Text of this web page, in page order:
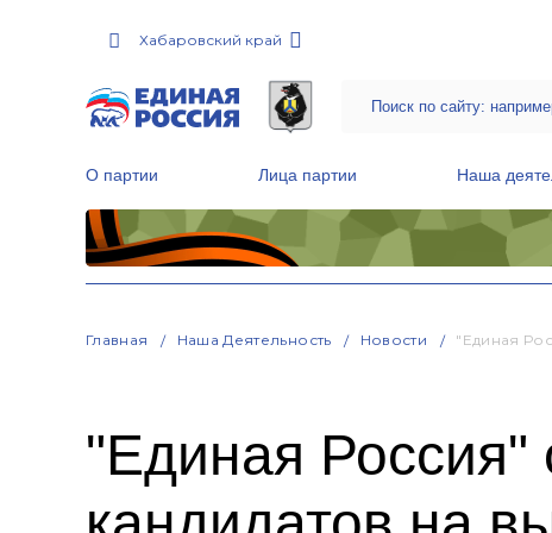
Хабаровский край
О партии Лица партии Наша
Главная Наша Деятельность Новости "Единая
"Единая Россия"